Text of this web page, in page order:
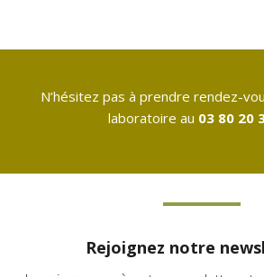
N’hésitez pas à prendre rendez-
laboratoire au 03 80 20
Rejoignez notre